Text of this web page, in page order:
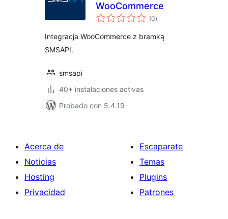
WooCommerce
(0total
de
)
Integracja WooCommerce z bramką
SMSAPI.
smsapi
40+ instalaciones activas
Probado con 5.4.19
Acerca de
Noticias
Hosting
Privacidad
Escaparate
Temas
Plugins
Patrones